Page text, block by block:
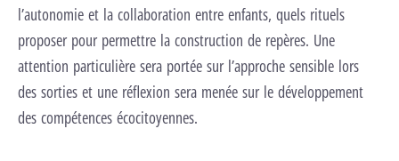
l’autonomie et la collaboration entre enfants, quels rituels
proposer pour permettre la construction de repères. Une
attention particulière sera portée sur l’approche sensible lors
des sorties et une réflexion sera menée sur le développement
des compétences écocitoyennes.